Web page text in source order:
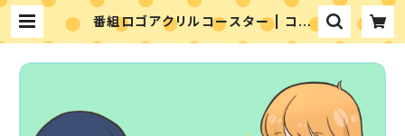
番組ロゴアクリルコースター | コー
ヒートレンドカフェ -coffee trend